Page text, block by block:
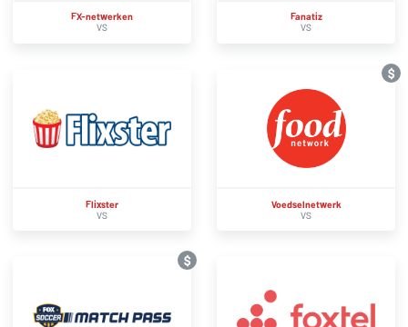
FX-netwerken
VS
Fanatiz
VS
Flixster
VS
$
Voedselnetwerk
VS
$